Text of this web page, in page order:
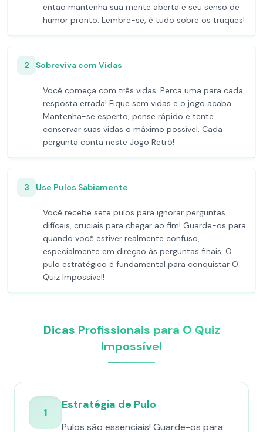
então mantenha sua mente aberta e seu senso de
humor pronto. Lembre-se, é tudo sobre os truques!
2 Sobreviva com Vidas
Você começa com três vidas. Perca uma para cada
resposta errada! Fique sem vidas e o jogo acaba.
Mantenha-se esperto, pense rápido e tente
conservar suas vidas o máximo possível. Cada
pergunta conta neste Jogo Retrô!
3 Use Pulos Sabiamente
Você recebe sete pulos para ignorar perguntas
difíceis, cruciais para chegar ao fim! Guarde-os para
quando você estiver realmente confuso,
especialmente em direção às perguntas finais. O
pulo estratégico é fundamental para conquistar O
Quiz Impossível!
Dicas Profissionais para O Quiz
Impossível
1
Estratégia de Pulo
Pulos são essenciais! Guarde-os para